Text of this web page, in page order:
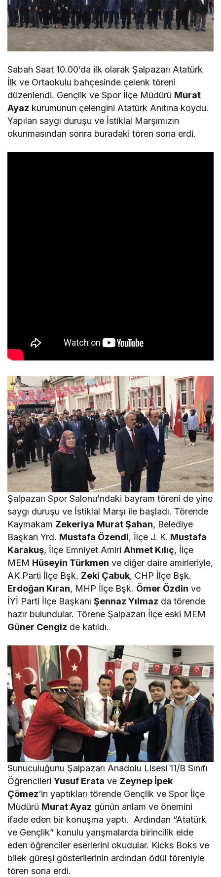
Sabah Saat 10.00’da ilk olarak Şalpazarı Atatürk
İlk ve Ortaokulu bahçesinde çelenk töreni
düzenlendi. Gençlik ve Spor İlçe Müdürü Murat
Ayaz kurumunun çelengini Atatürk Anıtına koydu.
Yapılan saygı duruşu ve İstiklal Marşımızın
okunmasından sonra buradaki tören sona erdi.
Şalpazarı Spor Salonu’ndaki bayram töreni de yine
saygı duruşu ve İstiklal Marşı ile başladı. Törende
Kaymakam Zekeriya Murat Şahan, Belediye
Başkan Yrd. Mustafa Özendi, İlçe J. K. Mustafa
Karakuş, İlçe Emniyet AmiriAhmet Kılıç, İlçe
MEM Hüseyin Türkmen ve diğer daire amirleriyle,
AK Parti İlçe Bşk. Zeki Çabuk, CHP İlçe Bşk.
Erdoğan Kıran, MHP İlçe Bşk. Ömer Özdin ve
İYİ Parti İlçe BaşkanıŞennaz Yılmaz da törende
hazır bulundular. Törene Şalpazarı İlçe eski MEM
Güner Cengiz de katıldı.
Sunuculuğunu Şalpazarı Anadolu Lisesi 11/B Sınıfı
ÖğrencileriYusuf Erata ve Zeynep İpek
Çömez‘in yaptıkları törende Gençlik ve Spor İlçe
Müdürü Murat Ayaz günün anlam ve önemini
ifade eden bir konuşma yaptı. Ardından “Atatürk
ve Gençlik” konulu yarışmalarda birincilik elde
eden öğrenciler eserlerini okudular. Kicks Boks ve
bilek güreşi gösterilerinin ardından ödül töreniyle
tören sona erdi.